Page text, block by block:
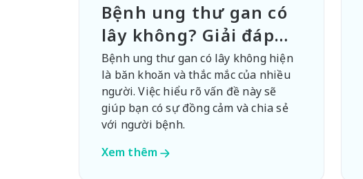
Bệnh ung thư gan có
lây không? Giải đáp
cùng Mirai Care
Bệnh ung thư gan có lây không hiện
là băn khoăn và thắc mắc của nhiều
người. Việc hiểu rõ vấn đề này sẽ
giúp bạn có sự đồng cảm và chia sẻ
với người bệnh.
Xem thêm